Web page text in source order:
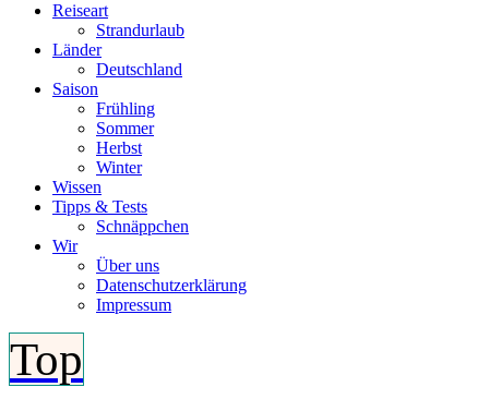
Reiseart
Strandurlaub
Länder
Deutschland
Saison
Frühling
Sommer
Herbst
Winter
Wissen
Tipps & Tests
Schnäppchen
Wir
Über uns
Datenschutzerklärung
Impressum
Top